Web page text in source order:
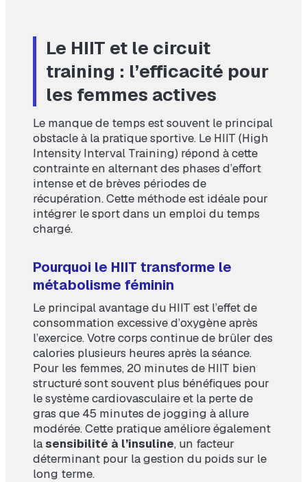
Le HIIT et le circuit
training : l’efficacité pour
les femmes actives
Le manque de temps est souvent le principal
obstacle à la pratique sportive. Le HIIT (High
Intensity Interval Training) répond à cette
contrainte en alternant des phases d’effort
intense et de brèves périodes de
récupération. Cette méthode est idéale pour
intégrer le sport dans un emploi du temps
chargé.
Pourquoi le HIIT transforme le
métabolisme féminin
Le principal avantage du HIIT est l’effet de
consommation excessive d’oxygène après
l’exercice. Votre corps continue de brûler des
calories plusieurs heures après la séance.
Pour les femmes, 20 minutes de HIIT bien
structuré sont souvent plus bénéfiques pour
le système cardiovasculaire et la perte de
gras que 45 minutes de jogging à allure
modérée. Cette pratique améliore également
lasensibilité à l’insuline, un facteur
déterminant pour la gestion du poids sur le
long terme.